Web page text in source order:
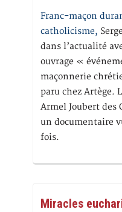
Franc-maçon
catholicisme,
dans l’actualité
ouvrage «
maçonnerie
paru chez Artège.
Armel Joubert des
un documentaire
fois.
Miracles